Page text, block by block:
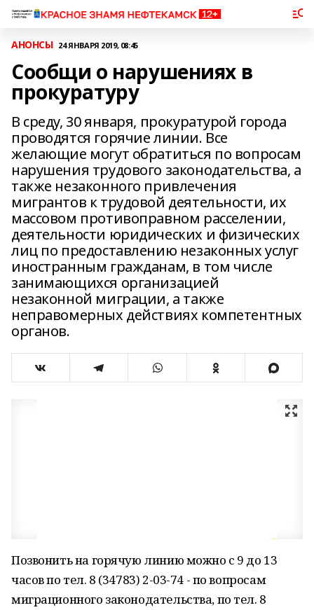
АНОНСЫ 24 ЯНВАРЯ 2019, 08:45
Сообщи о нарушениях в
прокуратуру
В среду, 30 января, прокуратурой города
проводятся горячие линии. Все
желающие могут обратиться по вопросам
нарушения трудового законодательства, а
также незаконного привлечения
мигрантов к трудовой деятельности, их
массовом противоправном расселении,
деятельности юридических и физических
лиц по предоставлению незаконных услуг
иностранным гражданам, в том числе
занимающихся организацией
незаконной миграции, а также
неправомерных действиях компетентных
органов.
Позвонить на горячую линию можно с 9 до 13
часов по тел. 8 (34783) 2-03-74 - по вопросам
миграционного законодательства, по тел. 8